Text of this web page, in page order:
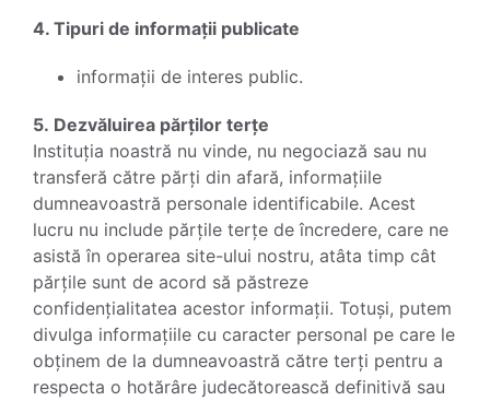
4. Tipuri de informații publicate
informații de interes public.
5. Dezvăluirea părților terțe
Instituția noastră nu vinde, nu negociază sau nu
transferă către părți din afară, informațiile
dumneavoastră personale identificabile. Acest
lucru nu include părțile terțe de încredere, care ne
asistă în operarea site-ului nostru, atâta timp cât
părțile sunt de acord să păstreze
confidențialitatea acestor informații. Totuși, putem
divulga informațiile cu caracter personal pe care le
obținem de la dumneavoastră către terți pentru a
respecta o hotărâre judecătorească definitivă sau